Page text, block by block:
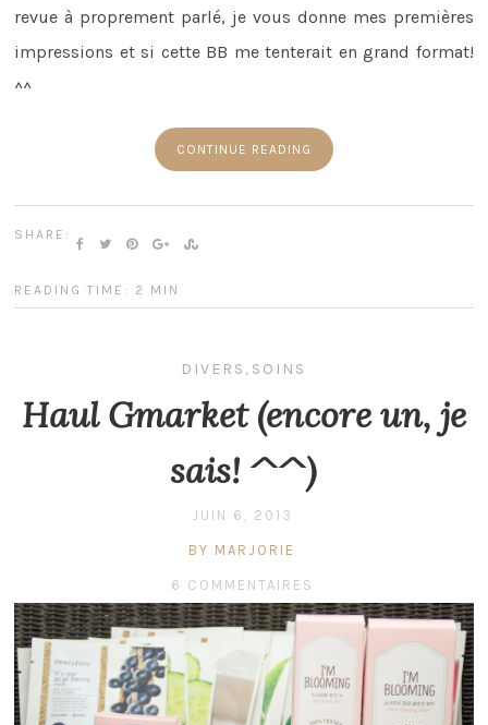
revue à proprement parlé, je vous donne mes premières
impressions et si cette BB me tenterait en grand format!
^^
CONTINUE READING
SHARE:
READING TIME: 2 MIN
DIVERS , SOINS
Haul Gmarket (encore un, je
sais! ^^)
JUIN 6, 2013
BY MARJORIE
6 COMMENTAIRES